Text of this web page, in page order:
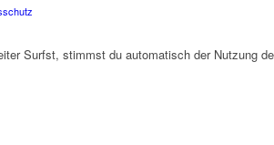
Surfst, stimmst du automatisch der Nutzung